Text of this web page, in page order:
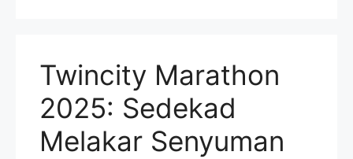
Twincity Marathon
2025: Sedekad
Melakar Senyuman